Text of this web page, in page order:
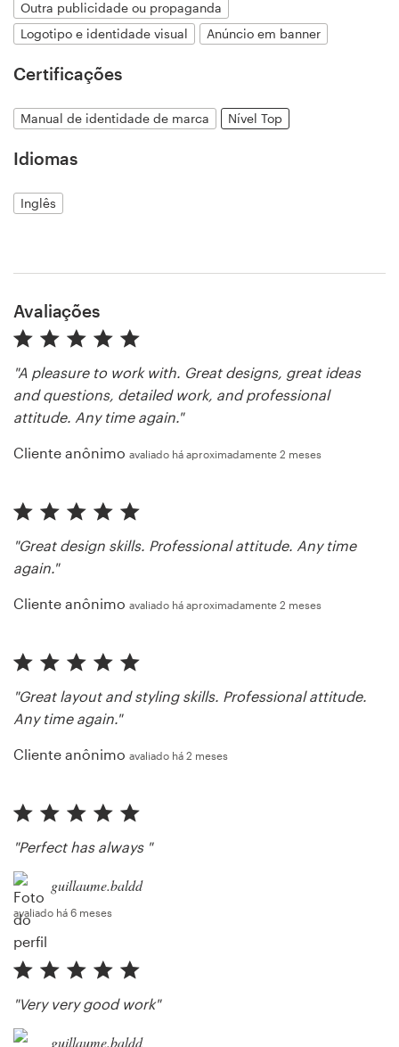
Outra publicidade ou propaganda
Logotipo e identidade visual
Anúncio em banner
Certificações
Manual de identidade de marca Nível Top
Idiomas
Inglês
Avaliações
"A pleasure to work with. Great designs, great ideas
and questions, detailed work, and professional
attitude. Any time again."
Cliente anônimo avaliado há aproximadamente 2 meses
"Great design skills. Professional attitude. Any time
again."
Cliente anônimo avaliado há aproximadamente 2 meses
"Great layout and styling skills. Professional attitude.
Any time again."
Cliente anônimo avaliado há 2 meses
"Perfect has always "
guillaume.baldd
avaliado há 6 meses
"Very very good work"
guillaume.baldd
Pesquisar todas as categorias
Suporte
Recursos
Torne-se um designer
Blog